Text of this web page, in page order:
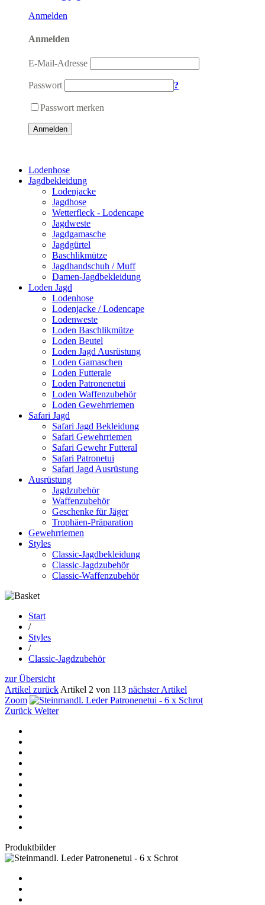
Anmelden
Anmelden
E-Mail-Adresse
Passwort ?
Passwort merken
Anmelden
Lodenhose
Jagdbekleidung
Lodenjacke
Jagdhose
Wetterfleck - Lodencape
Jagdweste
Jagdgamasche
Jagdgürtel
Baschlikmütze
Jagdhandschuh / Muff
Damen-Jagdbekleidung
Loden Jagd
Lodenhose
Lodenjacke / Lodencape
Lodenweste
Loden Baschlikmütze
Loden Beutel
Loden Jagd Ausrüstung
Loden Gamaschen
Loden Futterale
Loden Patronenetui
Loden Waffenzubehör
Loden Gewehrriemen
Safari Jagd
Safari Jagd Bekleidung
Safari Gewehrriemen
Safari Gewehr Futteral
Safari Patronetui
Safari Jagd Ausrüstung
Ausrüstung
Jagdzubehör
Waffenzubehör
Geschenke für Jäger
Trophäen-Präparation
Gewehrriemen
Styles
Classic-Jagdbekleidung
Classic-Jagdzubehör
Classic-Waffenzubehör
Start
/
Styles
/
Classic-Jagdzubehör
zur Übersicht
Artikel zurück Artikel 2 von 113 nächster Artikel
Zoom
Zurück Weiter
Produktbilder